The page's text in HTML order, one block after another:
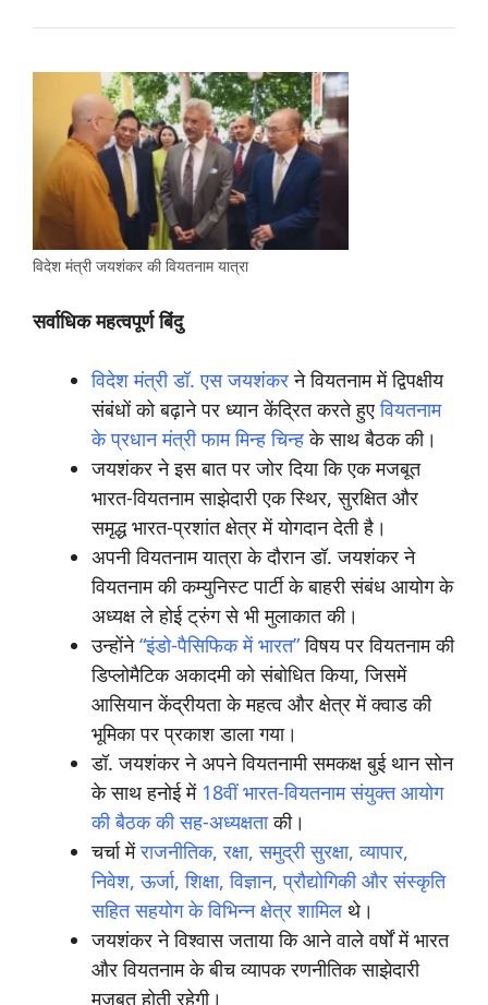
विदेश मंत्री जयशंकर की वियतनाम यात्रा
सर्वाधिक महत्वपूर्ण बिंदु
विदेश मंत्री डॉ. एस जयशंकरने वियतनाम में द्विपक्षीय
संबंधों को बढ़ाने पर ध्यान केंद्रित करते हुएवियतनाम
के प्रधान मंत्री फाम मिन्ह चिन्हके साथ बैठक की।
जयशंकर ने इस बात पर जोर दिया कि एक मजबूत
भारत-वियतनाम साझेदारी एक स्थिर, सुरक्षित और
समृद्ध भारत-प्रशांत क्षेत्र में योगदान देती है।
अपनी वियतनाम यात्रा के दौरान डॉ. जयशंकर ने
वियतनाम की कम्युनिस्ट पार्टी के बाहरी संबंध आयोग के
अध्यक्ष ले होई ट्रुंग से भी मुलाकात की।
उन्होंने“इंडो-पैसिफिक में भारत”विषय पर वियतनाम की
डिप्लोमैटिक अकादमी को संबोधित किया, जिसमें
आसियान केंद्रीयता के महत्व और क्षेत्र में क्वाड की
भूमिका पर प्रकाश डाला गया।
डॉ. जयशंकर ने अपने वियतनामी समकक्ष बुई थान सोन
के साथ हनोई में 18वीं भारत-वियतनाम संयुक्त आयोग
की बैठक की सह-अध्यक्षताकी।
चर्चा मेंराजनीतिक, रक्षा, समुद्री सुरक्षा, व्यापार,
निवेश, ऊर्जा, शिक्षा, विज्ञान, प्रौद्योगिकी और संस्कृति
सहित सहयोग के विभिन्न क्षेत्र शामिल थे।
जयशंकर ने विश्वास जताया कि आने वाले वर्षों में भारत
और वियतनाम के बीच व्यापक रणनीतिक साझेदारी
मजबूत होती रहेगी।